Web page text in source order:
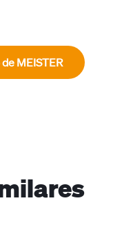
MEISTER